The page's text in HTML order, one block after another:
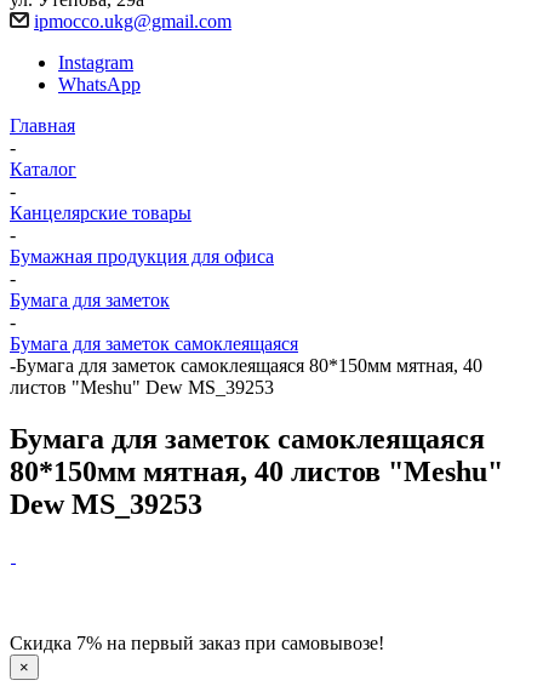
ipmocco.ukg@gmail.com
Instagram
WhatsApp
Главная
-
Каталог
-
Канцелярские товары
-
Бумажная продукция для офиса
-
Бумага для заметок
-
Бумага для заметок самоклеящаяся
-Бумага для заметок самоклеящаяся 80*150мм мятная, 40
листов "Meshu" Dew MS_39253
Бумага для заметок самоклеящаяся
80*150мм мятная, 40 листов "Meshu"
Dew MS_39253
Скидка 7% на первый заказ при самовывозе!
×